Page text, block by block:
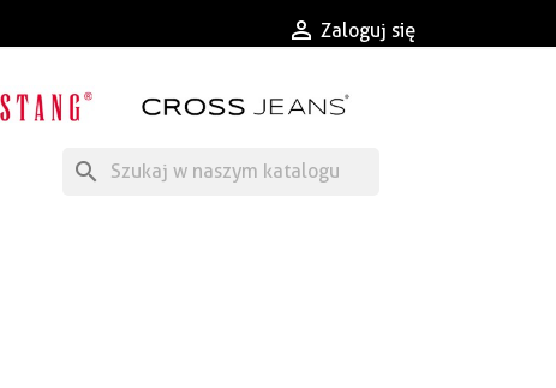
 Zaloguj się
search